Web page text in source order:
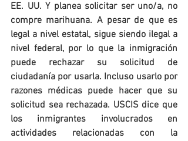
EE. UU. Y planea solicitar ser uno/a, no
compre marihuana. A pesar de que es
legal a nivel estatal, sigue siendo ilegal a
nivel federal, por lo que la inmigración
puede rechazar su solicitud de
ciudadanía por usarla. Incluso usarlo por
razones médicas puede hacer que su
solicitud sea rechazada. USCIS dice que
los inmigrantes involucrados en
actividades relacionadas con la